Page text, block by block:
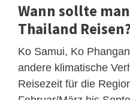
Wann sollte
Thailand
Ko Samui, Ko
andere klimatische
Reisezeit für die